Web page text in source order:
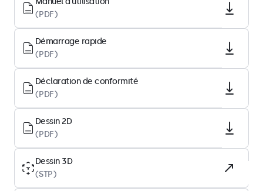
4:3
Résolution native
1024 x 768
Pixels par pouce
161 PPI
Diagonale
8.0 pouces (204 mm)
Type de dalle
IPS-LCD
Rétro-éclairage
(PDF)
Démarrage rapide
(PDF)
Déclaration de conformité
(PDF)
Dessin 2D
(PDF)
Dessin 3D
(STP)